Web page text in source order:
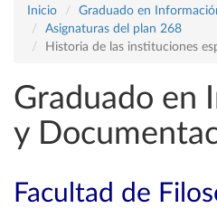
Inicio
Graduado en
Asignaturas del plan 268
Historia de las instituciones
Graduado en
y
Facultad de